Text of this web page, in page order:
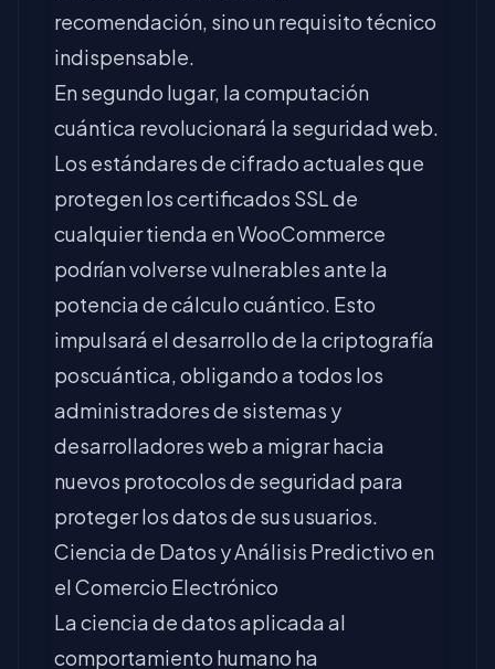
recomendación, sino un requisito técnico
indispensable.
En segundo lugar, la computación
cuántica revolucionará la seguridad web.
Los estándares de cifrado actuales que
protegen los certificados SSL de
cualquier tienda en WooCommerce
podrían volverse vulnerables ante la
potencia de cálculo cuántico. Esto
impulsará el desarrollo de la criptografía
poscuántica, obligando a todos los
administradores de sistemas y
desarrolladores web a migrar hacia
nuevos protocolos de seguridad para
proteger los datos de sus usuarios.
Ciencia de Datos y Análisis Predictivo en
el Comercio Electrónico
La ciencia de datos aplicada al
comportamiento humano ha